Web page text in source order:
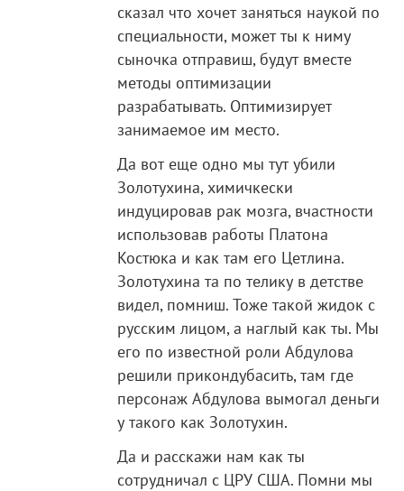
сказал что хочет заняться наукой по
специальности, может ты к ниму
сыночка отправиш, будут вместе
методы оптимизации
разрабатывать. Оптимизирует
занимаемое им место.
Да вот еще одно мы тут убили
Золотухина, химичкески
индуцировав рак мозга, вчастности
использовав работы Платона
Костюка и как там его Цетлина.
Золотухина та по телику в детстве
видел, помниш. Тоже такой жидок с
русским лицом, а наглый как ты. Мы
его по известной роли Абдулова
решили прикондубасить, там где
персонаж Абдулова вымогал деньги
у такого как Золотухин.
Да и расскажи нам как ты
сотрудничал с ЦРУ США. Помни мы